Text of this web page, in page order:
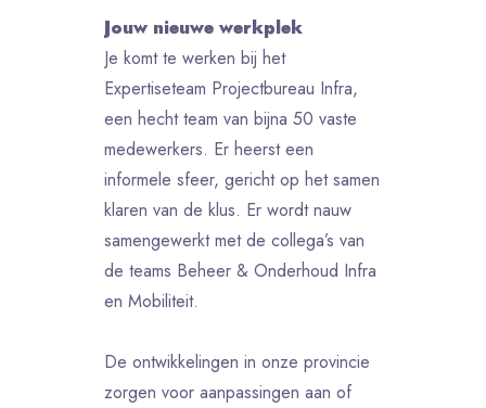
Jouw nieuwe werkplek
Je komt te werken bij het
Expertiseteam Projectbureau Infra,
een hecht team van bijna 50 vaste
medewerkers. Er heerst een
informele sfeer, gericht op het samen
klaren van de klus. Er wordt nauw
samengewerkt met de collega’s van
de teams Beheer & Onderhoud Infra
en Mobiliteit.
De ontwikkelingen in onze provincie
zorgen voor aanpassingen aan of